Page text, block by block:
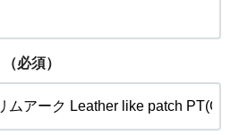
（必須）